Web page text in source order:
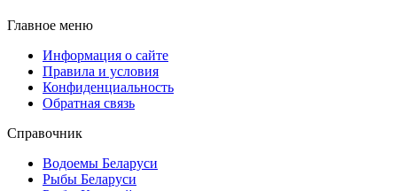
Главное меню
Информация о сайте
Правила и условия
Конфиденциальность
Обратная связь
Справочник
Водоемы Беларуси
Рыбы Беларуси